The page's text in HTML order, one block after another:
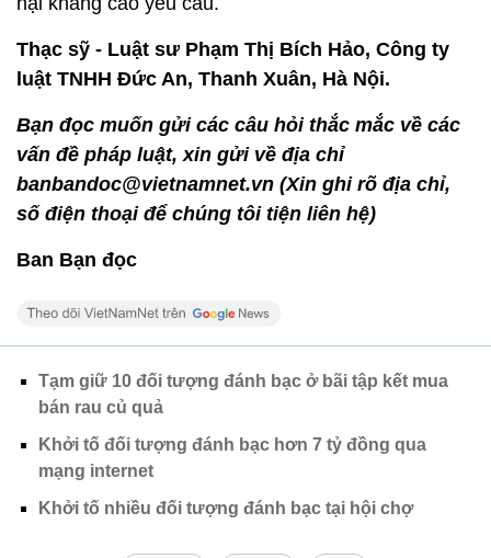
Thạc sỹ - Luật sư Phạm Thị Bích Hảo, Công ty
luật TNHH Đức An, Thanh Xuân, Hà Nội.
Bạn đọc muốn gửi các câu hỏi thắc mắc về các
vấn đề pháp luật, xin gửi về địa chỉ
banbandoc@vietnamnet.vn (Xin ghi rõ địa chỉ,
số điện thoại để chúng tôi tiện liên hệ)
Ban Bạn đọc
Tạm giữ 10 đối tượng đánh bạc ở bãi tập kết mua
bán rau củ quả
Khởi tố đối tượng đánh bạc hơn 7 tỷ đồng qua
mạng internet
Khởi tố nhiều đối tượng đánh bạc tại hội chợ